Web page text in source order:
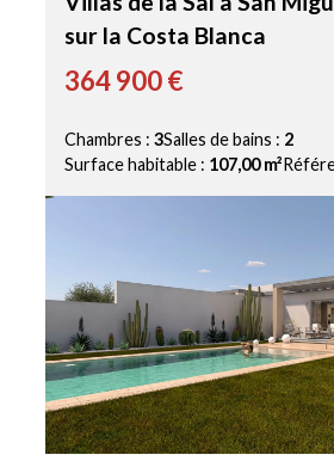
sur la Costa Blanca
364 900 €
Chambres :3Salles de bains : 2
Surface habitable : 107,00 m²